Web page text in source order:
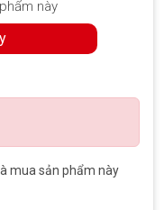
Laptop Acer Gaming
Nhỏ)
này
mua sản phẩm này